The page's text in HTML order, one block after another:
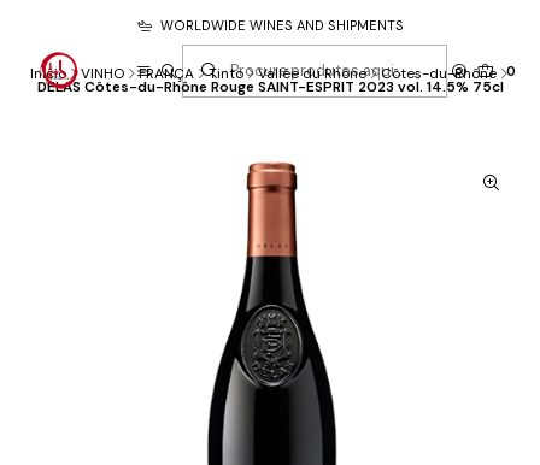
0
WORLDWIDE WINES AND SHIPMENTS
Início VINHO FRANÇA Tinto Vallée du Rhône Côtes-du-Rhône
DELAS Côtes-du-Rhône Rouge SAINT-ESPRIT 2023 vol. 14.5% 75cl